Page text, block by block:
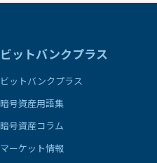
ビットバンクプラス
ビットバンクプラス
暗号資産用語集
暗号資産コラム
マーケット情報